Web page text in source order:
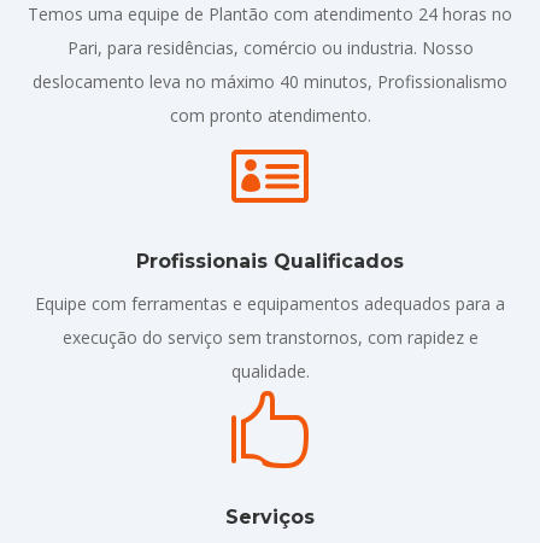
Temos uma equipe de Plantão com atendimento 24 horas no
Pari, para residências, comércio ou industria. Nosso
deslocamento leva no máximo 40 minutos, Profissionalismo
com pronto atendimento.

Profissionais Qualificados
Equipe com ferramentas e equipamentos adequados para a
execução do serviço sem transtornos, com rapidez e
qualidade.

Serviços